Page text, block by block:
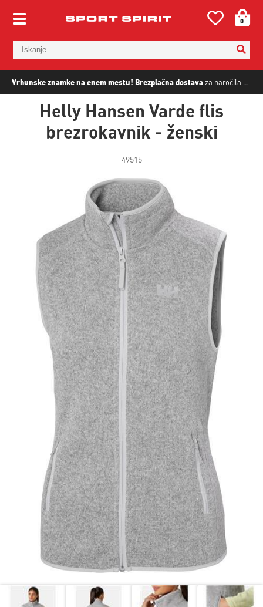
Vrhunske znamke na enem mestu! Brezplačna dostavaza naročila nad
0
Helly Hansen Varde flis
brezrokavnik - ženski
49515